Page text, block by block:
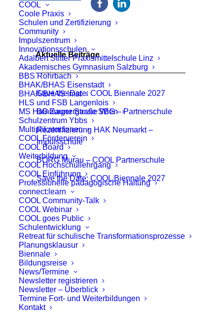
COOL
Coole Praxis
Schulen und Zertifizierung
Community
Impulszentrum
Innovationsschulen
Adalbert Stifter Praxismittelschule Linz
Akademisches Gymnasium Salzburg
BBS Rohrbach
BHAK/BHAS Eisenstadt
BHAK/BHAS Imst
HLS und FSB Langenlois
MS Hainburger Straße Wien
Schulzentrum Ybbs
Multiplikator:innen
COOL Förderverein
COOL Board
Weiterbildung
COOL Hochschullehrgang
COOL Einführung
Professionelle pädagogische Haltung
connect:learn
COOL Community-Talk
COOL Webinar
COOL goes Public
Schulentwicklung
Retreat für schulische Transformationsprozesse
Planungsklausur
Biennale
Bildungsreise
News/Termine
Newsletter registrieren
Newsletter – Überblick
Termine Fort- und Weiterbildungen
Kontakt
Aktuelle Beiträge
Save the Date: COOL Biennale 2027
BG Zaunergasse SBG – Partnerschule
Rezertifizierung HAK Neumarkt –
Impulsschule
BORG Murau – COOL Partnerschule
Save the Date: COOL Biennale 2027
Impulszentrum für Cooperatives Offenes Lernen
c/o ibc hetzendorf – BHAK/S Wien 12